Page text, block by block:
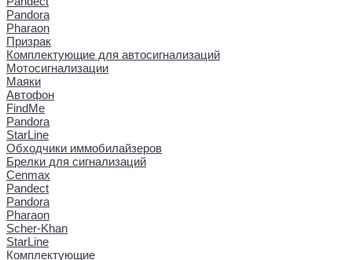
Pandora
Pharaon
Призрак
Комплектующие для автосигнализаций
Мотосигнализации
Маяки
Автофон
FindMe
Pandora
StarLine
Обходчики иммобилайзеров
Брелки для сигнализаций
Cenmax
Pandect
Pandora
Pharaon
Scher-Khan
StarLine
Комплектующие